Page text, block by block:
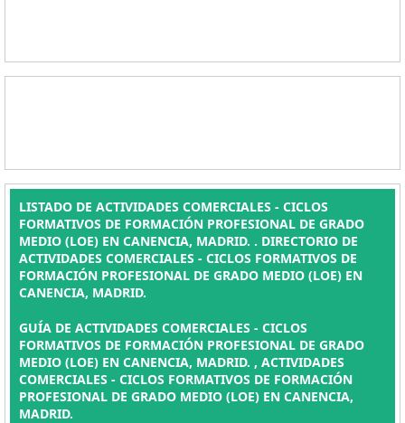
LISTADO DE ACTIVIDADES COMERCIALES - CICLOS
FORMATIVOS DE FORMACIÓN PROFESIONAL DE GRADO
MEDIO (LOE) EN CANENCIA, MADRID. . DIRECTORIO DE
ACTIVIDADES COMERCIALES - CICLOS FORMATIVOS DE
FORMACIÓN PROFESIONAL DE GRADO MEDIO (LOE) EN
CANENCIA, MADRID.
GUÍA DE ACTIVIDADES COMERCIALES - CICLOS
FORMATIVOS DE FORMACIÓN PROFESIONAL DE GRADO
MEDIO (LOE) EN CANENCIA, MADRID. , ACTIVIDADES
COMERCIALES - CICLOS FORMATIVOS DE FORMACIÓN
PROFESIONAL DE GRADO MEDIO (LOE) EN CANENCIA,
MADRID.